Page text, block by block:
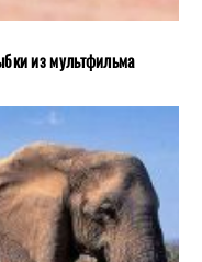
из мультфильма